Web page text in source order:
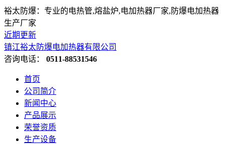
裕太防爆：专业的电热管,熔盐炉,电加热器厂家,防爆电加热器
生产厂家
近期更新
镇江裕太防爆电加热器有限公司
咨询电话： 0511-88531546
首页
公司简介
新闻中心
产品展示
荣誉资质
生产设备